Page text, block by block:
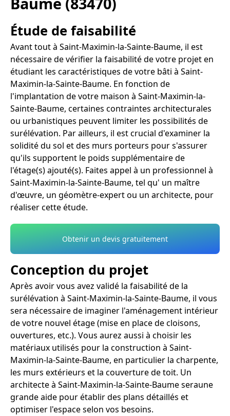
Étude de faisabilité
Avant tout à Saint-Maximin-la-Sainte-Baume, il est
nécessaire de vérifier la faisabilité de votre projet en
étudiant les caractéristiques de votre bâti à Saint-
Maximin-la-Sainte-Baume. En fonction de
l'implantation de votre maison à Saint-Maximin-la-
Sainte-Baume, certaines contraintes architecturales
ou urbanistiques peuvent limiter les possibilités de
surélévation. Par ailleurs, il est crucial d'examiner la
solidité du sol et des murs porteurs pour s'assurer
qu'ils supportent le poids supplémentaire de
l'étage(s) ajouté(s). Faites appel à un professionnel à
Saint-Maximin-la-Sainte-Baume, tel qu' un maître
d'œuvre, un géomètre-expert ou un architecte, pour
réaliser cette étude.
Obtenir un devis gratuitement
Conception du projet
Après avoir vous avez validé la faisabilité de la
surélévation à Saint-Maximin-la-Sainte-Baume, il vous
sera nécessaire de imaginer l'aménagement intérieur
de votre nouvel étage (mise en place de cloisons,
ouvertures, etc.). Vous aurez aussi à choisir les
matériaux utilisés pour la construction à Saint-
Maximin-la-Sainte-Baume, en particulier la charpente,
les murs extérieurs et la couverture de toit. Un
architecte à Saint-Maximin-la-Sainte-Baume seraune
grande aide pour établir des plans détaillés et
optimiser l'espace selon vos besoins.